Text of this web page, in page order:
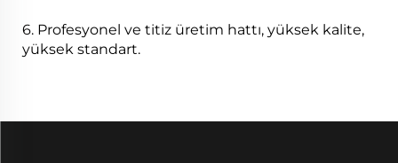
6. Profesyonel ve titiz üretim hattı, yüksek kalite,
yüksek standart.